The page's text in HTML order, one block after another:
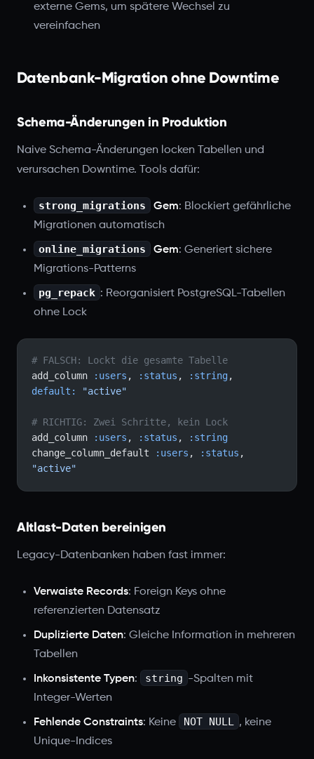
externe Gems, um spätere Wechsel zu
vereinfachen
Datenbank-Migration ohne Downtime
Schema-Änderungen in Produktion
Naive Schema-Änderungen locken Tabellen und
verursachen Downtime. Tools dafür:
strong_migrations Gem: Blockiert gefährliche
Migrationen automatisch
online_migrations
Gem: Generiert sichere
Migrations-Patterns
pg_repack : Reorganisiert PostgreSQL-Tabellen
ohne Lock
# FALSCH: Lockt die gesamte Tabelle
add_column
:users , :status , :string
default:
"active"
# RICHTIG: Zwei Schritte, kein Lock
add_column
:users , :status ,
:string
change_column_default
:users , :status
"active"
Altlast-Daten bereinigen
Legacy-Datenbanken haben fast immer:
Verwaiste Records: Foreign Keys ohne
referenzierten Datensatz
Duplizierte Daten: Gleiche Information in mehreren
Tabellen
Inkonsistente Typen: string -Spalten mit
Integer-Werten
Fehlende Constraints: Keine NOT NULL
, keine
Unique-Indices